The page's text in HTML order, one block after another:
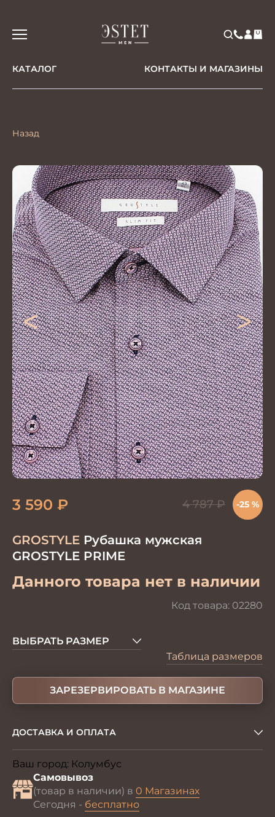
КАТАЛОГ КОНТАКТЫ И МАГАЗИНЫ
Назад
< >
GROSTYLE Рубашка мужская
GROSTYLE PRIME
Данного товара нет в наличии
Код товара: 02280
3 590 ₽ 4 787₽ -25 %
ВЫБРАТЬ РАЗМЕР
Таблица размеров
ЗАРЕЗЕРВИРОВАТЬ В МАГАЗИНЕ
ДОСТАВКА И ОПЛАТА
Ваш город: Колумбус
Самовывоз
(товар в наличии) в 0 Магазинах
Сегодня - бесплатно